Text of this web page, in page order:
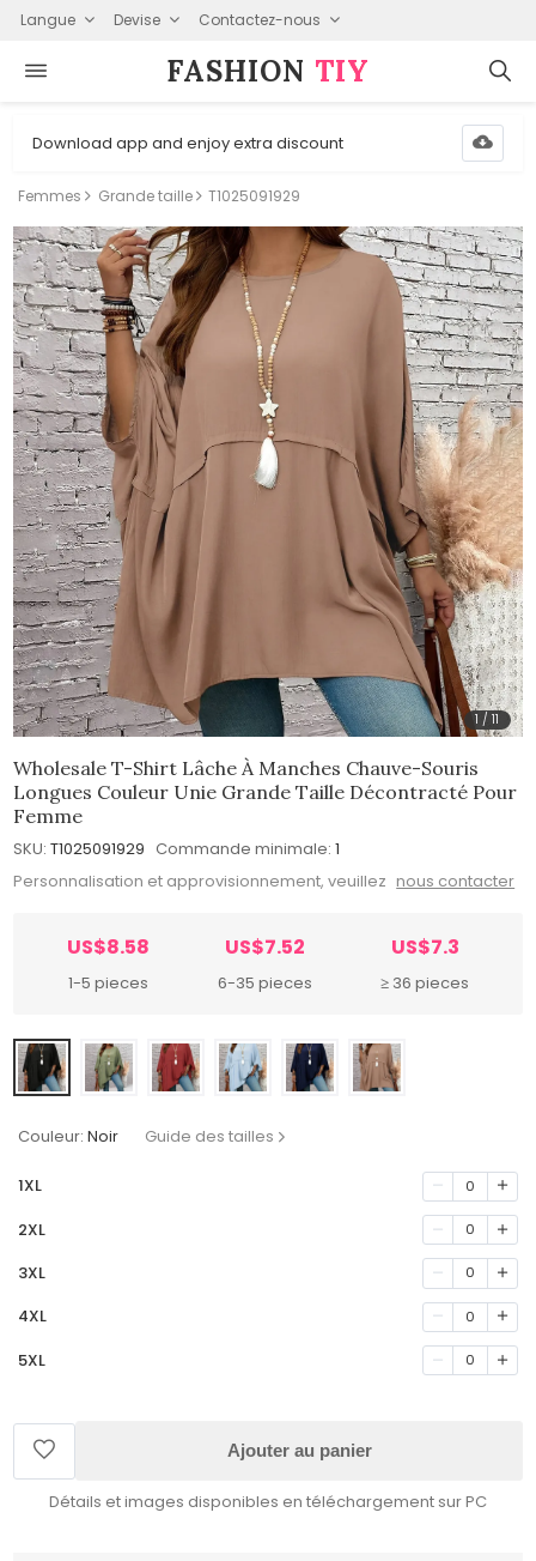
Langue Devise Contactez-nous
FASHION⁠ TIY
Download app and enjoy extra discount
Femmes Grande taille T1025091929
1 /11
Wholesale T-Shirt Lâche À Manches Chauve-Souris
Longues Couleur Unie Grande Taille Décontracté Pour
Femme
SKU: T1025091929 Commande minimale: 1
Personnalisation et approvisionnement, veuillez nous contacter
US$8.58
1-5 pieces
US$7.52
6-35 pieces
US$7.3
≥ 36 pieces
Couleur: Noir Guide des tailles
1XL 0
2XL 0
3XL 0
4XL 0
5XL 0
Ajouter au panier
Détails et images disponibles en téléchargement sur PC